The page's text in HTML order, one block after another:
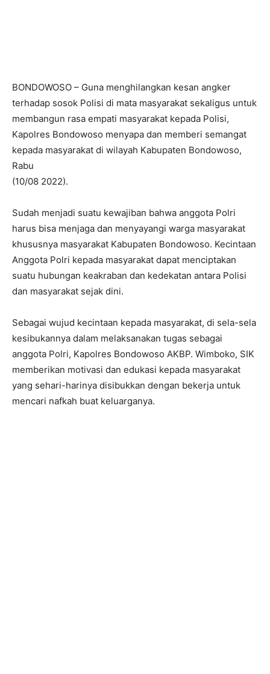
BONDOWOSO – Guna menghilangkan kesan angker
terhadap sosok Polisi di mata masyarakat sekaligus untuk
membangun rasa empati masyarakat kepada Polisi,
Kapolres Bondowoso menyapa dan memberi semangat
kepada masyarakat di wilayah Kabupaten Bondowoso,
Rabu
(10/08 2022).
Sudah menjadi suatu kewajiban bahwa anggota Polri
harus bisa menjaga dan menyayangi warga masyarakat
khususnya masyarakat Kabupaten Bondowoso. Kecintaan
Anggota Polri kepada masyarakat dapat menciptakan
suatu hubungan keakraban dan kedekatan antara Polisi
dan masyarakat sejak dini.
Sebagai wujud kecintaan kepada masyarakat, di sela-sela
kesibukannya dalam melaksanakan tugas sebagai
anggota Polri, Kapolres Bondowoso AKBP. Wimboko, SIK
memberikan motivasi dan edukasi kepada masyarakat
yang sehari-harinya disibukkan dengan bekerja untuk
mencari nafkah buat keluarganya.